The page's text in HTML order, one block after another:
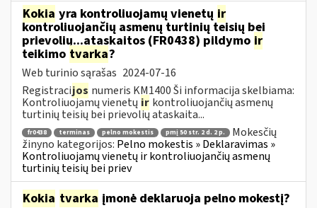
Kokia yra kontroliuojamų vienetų ir
kontroliuojančių asmenų turtinių teisių bei
prievolių...ataskaitos (FR0438) pildymo ir
teikimo tvarka?
Web turinio sąrašas 2024-07-16
Registracijos numeris KM1400 Ši informacija skelbiama:
Kontroliuojamų vienetų ir kontroliuojančių asmenų
turtinių teisių bei prievolių ataskaita...
fr0438 terminas pelno mokestis pmį 50 str. 2 d. 2 p.
Mokesčių
žinyno kategorijos: Pelno mokestis » Deklaravimas »
Kontroliuojamų vienetų ir kontroliuojančių asmenų
turtinių teisių bei priev
Kokia tvarka įmonė deklaruoja pelno mokestį?